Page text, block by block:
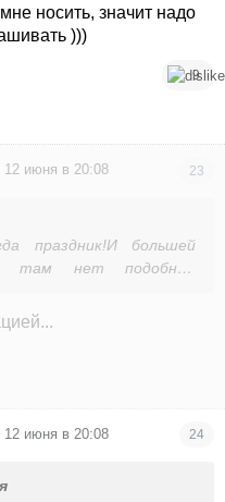
носить, значит надо
)))
9
12 июня в 20:08 23
праздник!И большей
там нет подобных
12 июня в 20:08 24